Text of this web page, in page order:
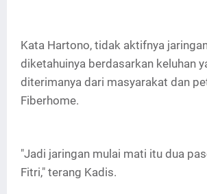
Kata Hartono, tidak aktifnya
diketahuinya berdasarkan keluhan
diterimanya dari masyarakat dan
Fiberhome.
"Jadi jaringan mulai mati itu dua
Fitri," terang Kadis.